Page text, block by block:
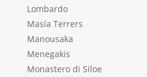
Lombardo
Masía Terrers
Manousaka
Menegakis
Monastero di Siloe